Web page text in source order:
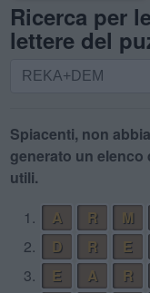
Ricerca per
lettere del
Ricerca
Inserisci
tutte
le
del
puzzle:
Spiacenti, non
generato un
utili.
1.
A R M
2.
D R E
3.
E A R